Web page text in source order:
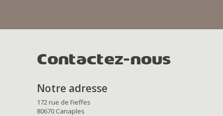
Contactez-nous
Notre adresse
172 rue de Fieffes
80670 Canaples